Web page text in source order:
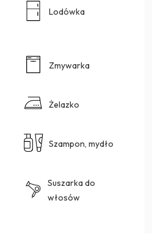
Lodówka
Zmywarka
Żelazko
Szampon, mydło
Suszarka do
włosów